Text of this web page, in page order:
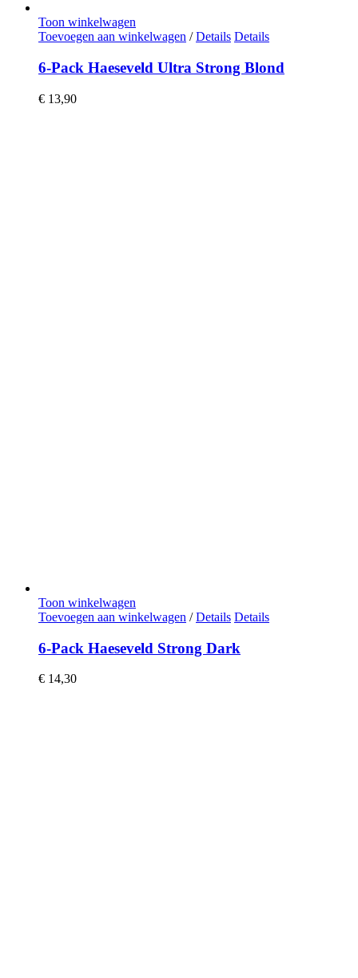
Toon winkelwagen
Toevoegen aan winkelwagen / Details Details
6-Pack Haeseveld Ultra Strong Blond
€ 13,90
Toon winkelwagen
Toevoegen aan winkelwagen / Details Details
6-Pack Haeseveld Strong Dark
€ 14,30